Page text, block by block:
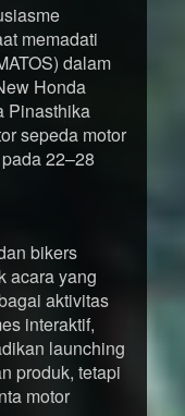
memadati
dalam
Honda
Pinasthika
sepeda motor
22–28
bikers
acara yang
aktivitas
interaktif,
launching
produk, tetapi
motor